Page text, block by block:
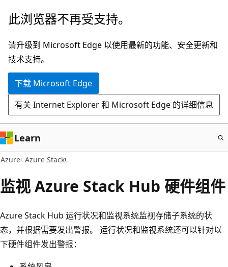
跳
主
要
内
此浏览器不再受支持。
请升级到 Microsoft Edge 以使用最新的功能、安全更新和
技术支持。
下载 Microsoft Edge
有关 Internet Explorer 和 Microsoft Edge 的详细信息
Learn
Azure Azure Stack
监视 Azure Stack Hub 硬件组件
Azure Stack Hub 运行状况和监视系统监视存储子系统的状
态，并根据需要发出警报。 运行状况和监视系统还可以针对以
下硬件组件发出警报：